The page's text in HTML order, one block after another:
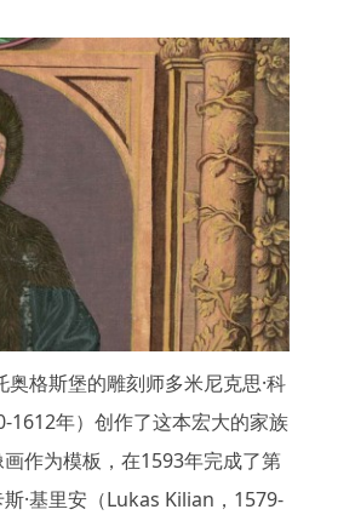
格斯堡的雕刻师多米尼克思·科
年）创作了这本宏大的家族
作为模板，在1593年完成了第
·基里安（Lukas Kilian，1579-